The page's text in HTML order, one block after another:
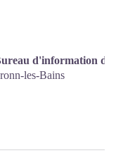
d'information
les-Bains